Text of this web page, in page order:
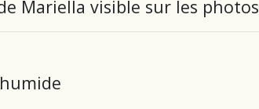
Mariella visible sur les photos